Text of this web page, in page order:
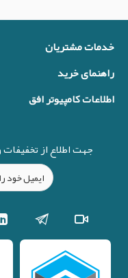
خدمات مشتریان
راهنمای خرید
اطلاعات کامپیوتر افق
جهت اطلاع از